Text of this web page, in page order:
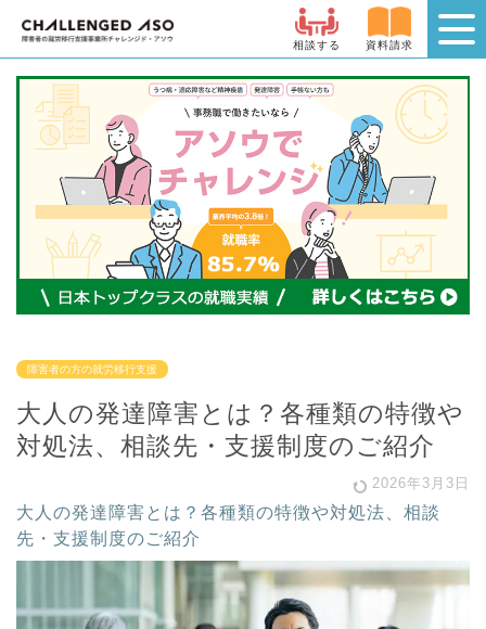
相談する 資料請求
障害者の方の就労移行支援
大人の発達障害とは？各種類の特徴や
対処法、相談先・支援制度のご紹介
2026年3月3日
大人の発達障害とは？各種類の特徴や対処法、相談
先・支援制度のご紹介